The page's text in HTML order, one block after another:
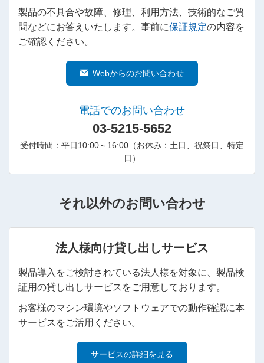
製品の不具合や故障、修理、利用方法、技術的なご質
問などにお答えいたします。事前に保証規定の内容を
ご確認ください。
Webからのお問い合わせ
電話でのお問い合わせ
03-5215-5652
受付時間：平日10:00～16:00（お休み：土日、祝祭日、特定
日）
それ以外のお問い合わせ
法人様向け貸し出しサービス
製品導入をご検討されている法人様を対象に、製品検
証用の貸し出しサービスをご用意しております。
お客様のマシン環境やソフトウェアでの動作確認に本
サービスをご活用ください。
サービスの詳細を見る